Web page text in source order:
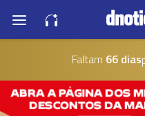
Faltam 66 dias